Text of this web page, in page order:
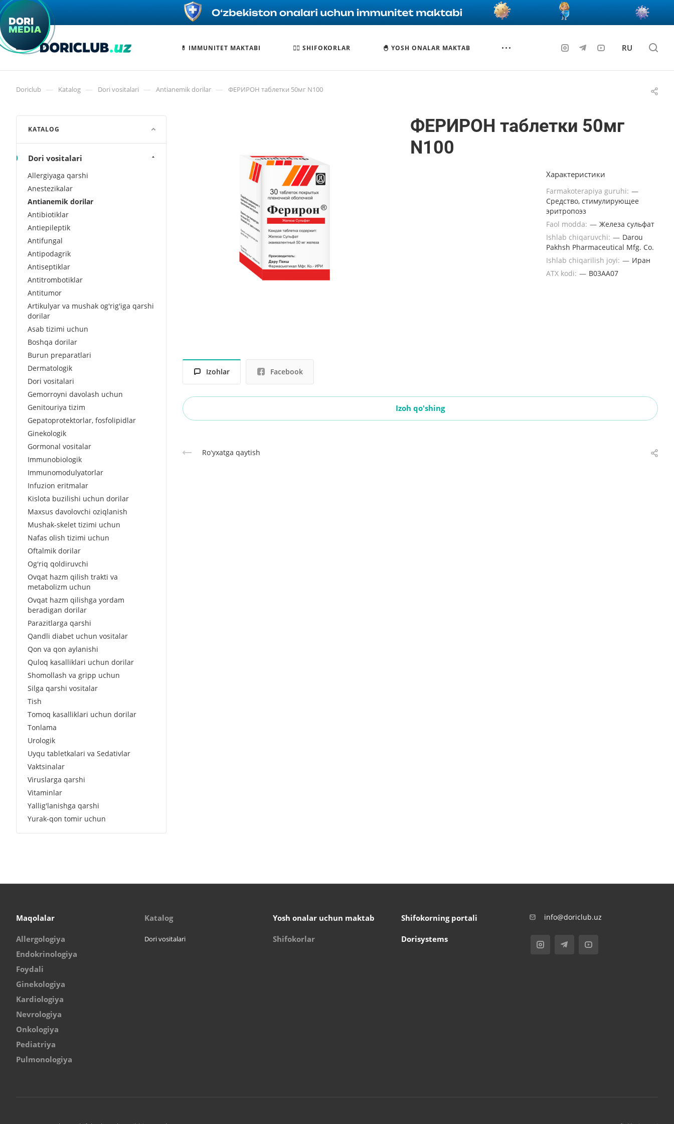
💊 IMMUNITET MAKTABI 🧑‍⚕️ SHIFOKORLAR 🐣 YOSH ONALAR MAKTAB RU
Doriclub — Katalog — Dori vositalari — Antianemik dorilar — ФЕРИРОН таблетки 50мг N100
ФЕРИРОН таблетки 50мг
N100
Характеристики
Farmakoterapiya guruhi: —
Средство, стимулирующее
эритропоэз
Faol modda: — Железа сульфат
Ishlab chiqaruvchi: — Darou
Pakhsh Pharmaceutical Mfg. Co.
Ishlab chiqarilish joyi: — Иран
ATX kodi: — B03AA07
Izohlar Facebook
Izoh qo'shing
Roʻyxatga qaytish
KATALOG
Dori vositalari
Allergiyaga qarshi
Anestezikalar
Antianemik dorilar
Antibiotiklar
Antiepileptik
Antifungal
Antipodagrik
Antiseptiklar
Antitrombotiklar
Antitumor
Artikulyar va mushak og'rig'iga qarshi
dorilar
Asab tizimi uchun
Boshqa dorilar
Burun preparatlari
Dermatologik
Dori vositalari
Gemorroyni davolash uchun
Genitouriya tizim
Gepatoprotektorlar, fosfolipidlar
Ginekologik
Gormonal vositalar
Immunobiologik
Immunomodulyatorlar
Infuzion eritmalar
Kislota buzilishi uchun dorilar
Maxsus davolovchi oziqlanish
Mushak-skelet tizimi uchun
Nafas olish tizimi uchun
Oftalmik dorilar
Og'riq qoldiruvchi
Ovqat hazm qilish trakti va
metabolizm uchun
Ovqat hazm qilishga yordam
beradigan dorilar
Parazitlarga qarshi
Qandli diabet uchun vositalar
Qon va qon aylanishi
Quloq kasalliklari uchun dorilar
Shomollash va gripp uchun
Silga qarshi vositalar
Tish
Tomoq kasalliklari uchun dorilar
Tonlama
Urologik
Uyqu tabletkalari va Sedativlar
Vaktsinalar
Viruslarga qarshi
Vitaminlar
Yallig'lanishga qarshi
Yurak-qon tomir uchun
Maqolalar
Allergologiya
Endokrinologiya
Foydali
Ginekologiya
Kardiologiya
Nevrologiya
Onkologiya
Pediatriya
Pulmonologiya
Katalog
Dori vositalari
Yosh onalar uchun maktab
Shifokorlar
Shifokorning portali
Dorisystems
info@doriclub.uz